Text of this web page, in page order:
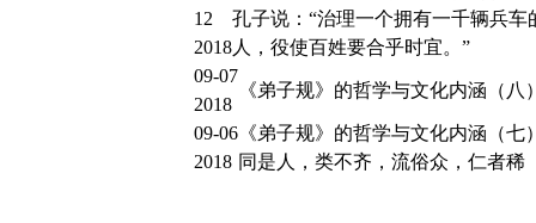
12
2018
孔子说：“治理一个拥有一千辆兵
人，役使百姓要合乎时宜。”
09-07
2018
《弟子规》的哲学与文化内涵（
09-06
2018
《弟子规》的哲学与文化内涵（
同是人，类不齐，流俗众，仁者稀